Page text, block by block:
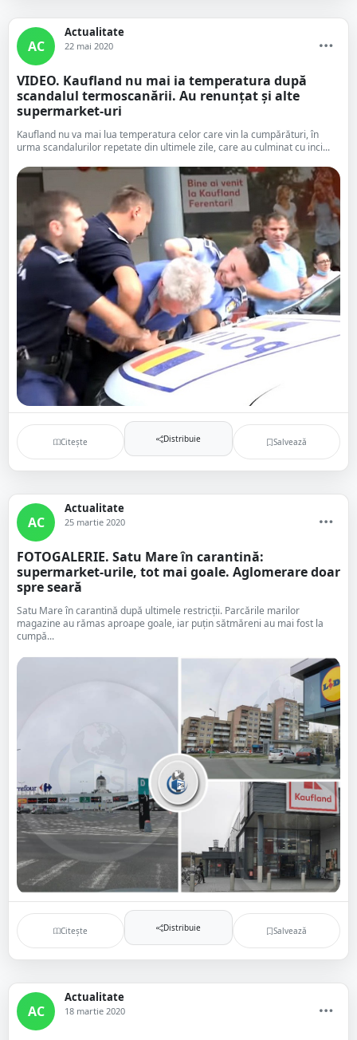
AC
Actualitate
22 mai 2020
VIDEO. Kaufland nu mai ia temperatura după
scandalul termoscanării. Au renunțat și alte
supermarket-uri
Kaufland nu va mai lua temperatura celor care vin la cumpărături, în
urma scandalurilor repetate din ultimele zile, care au culminat cu inci...
Citește Distribuie Salvează
AC
Actualitate
25 martie 2020
FOTOGALERIE. Satu Mare în carantină:
supermarket-urile, tot mai goale. Aglomerare doar
spre seară
Satu Mare în carantină după ultimele restricții. Parcările marilor
magazine au rămas aproape goale, iar puțin sătmăreni au mai fost la
cumpă...
Citește Distribuie Salvează
AC
Actualitate
18 martie 2020